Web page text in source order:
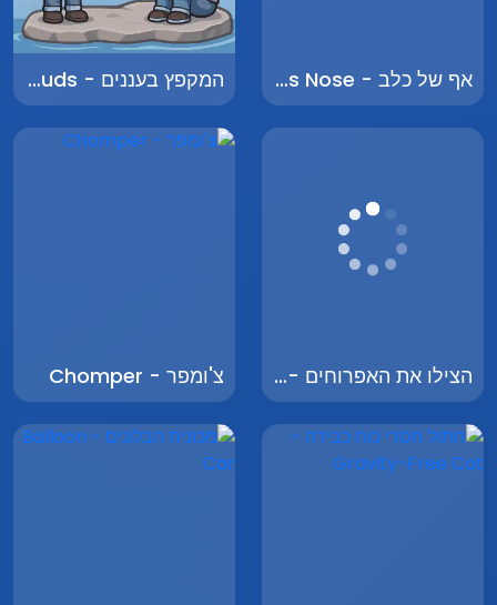
אף של כלב - Dog's Nose המקפץ בעננים - Jumping in the Clouds
הצילו את האפרוחים - Save the Chicks צ'ומפר - Chomper